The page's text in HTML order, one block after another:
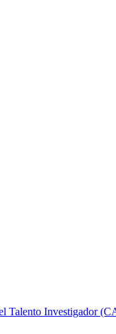
Talento Investigador